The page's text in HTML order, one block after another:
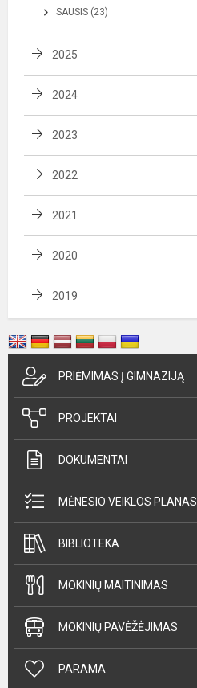
SAUSIS (23)
2025
2024
2023
2022
2021
2020
2019
PRIĖMIMAS Į GIMNAZIJĄ
PROJEKTAI
DOKUMENTAI
MĖNESIO VEIKLOS PLANAS
BIBLIOTEKA
MOKINIŲ MAITINIMAS
MOKINIŲ PAVĖŽĖJIMAS
PARAMA